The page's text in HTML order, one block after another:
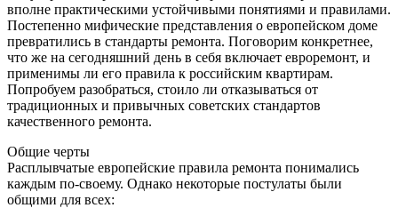
вполне практическими устойчивыми понятиями и правилами.
Постепенно мифические представления о европейском доме
превратились в стандарты ремонта. Поговорим конкретнее,
что же на сегодняшний день в себя включает евроремонт, и
применимы ли его правила к российским квартирам.
Попробуем разобраться, стоило ли отказываться от
традиционных и привычных советских стандартов
качественного ремонта.
Общие черты
Расплывчатые европейские правила ремонта понимались
каждым по-своему. Однако некоторые постулаты были
общими для всех: